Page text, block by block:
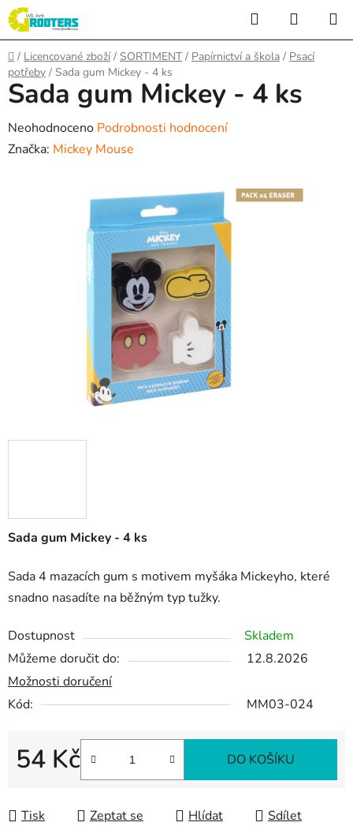
Přejít
na
obsah
Hledat
KOŠÍK
Domů
/ Licencované zboží / SORTIMENT / Papírnictví a škola / Psací
potřeby / Sada gum Mickey - 4 ks
Sada gum Mickey - 4 ks
Sada 4 mazacích gum s motivem myšáka Mickeyho, které
snadno nasadíte na běžným typ tužky.
Dostupnost
Skladem
Můžeme doručit do:
12.8.2026
Možnosti doručení
Kód:
MM03-024
54 Kč
Měrná cena:
DO KOŠÍKU
Tisk Zeptat se Hlídat Sdílet
Sada gum Mickey - 4 ks
Průměrné
hodnocení
Neohodnoceno Podrobnosti hodnocení
Značka: Mickey Mouse